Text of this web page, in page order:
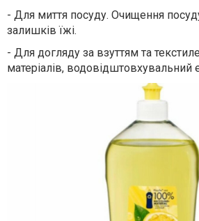
- Для миття посуду. Очищення
залишків їжі.
- Для догляду за взуттям та
матеріалів, водовідштовхувальний